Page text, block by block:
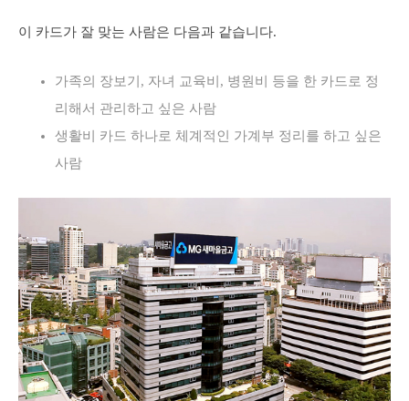
이 카드가 잘 맞는 사람은 다음과 같습니다.
가족의 장보기, 자녀 교육비, 병원비 등을 한 카드로 정
리해서 관리하고 싶은 사람
생활비 카드 하나로 체계적인 가계부 정리를 하고 싶은
사람